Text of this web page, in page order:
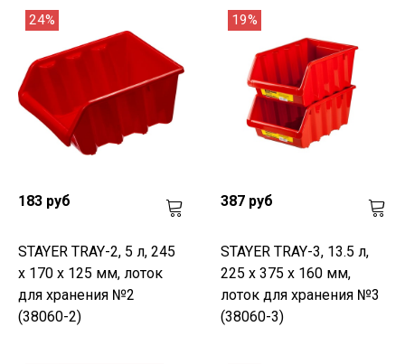
24%
183 руб
STAYER TRAY-2, 5 л, 245
х 170 х 125 мм, лоток
для хранения №2
(38060-2)
19%
387 руб
STAYER TRAY-3, 13.5 л,
225 х 375 х 160 мм,
лоток для хранения №3
(38060-3)